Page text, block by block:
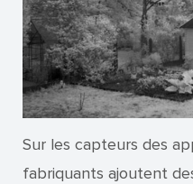
Sur les capteurs des
fabriquants ajoutent